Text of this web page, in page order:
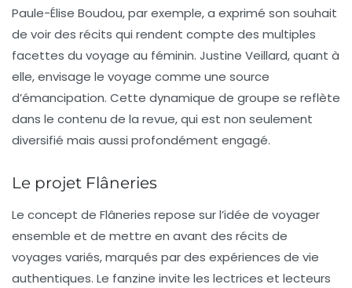
Paule-Élise Boudou, par exemple, a exprimé son souhait
de voir des récits qui rendent compte des multiples
facettes du voyage au féminin. Justine Veillard, quant à
elle, envisage le voyage comme une source
d’émancipation. Cette dynamique de groupe se reflète
dans le contenu de la revue, qui est non seulement
diversifié mais aussi profondément engagé.
Le projet Flâneries
Le concept de Flâneries repose sur l’idée de voyager
ensemble et de mettre en avant des récits de
voyages variés, marqués par des expériences de vie
authentiques. Le fanzine invite les lectrices et lecteurs